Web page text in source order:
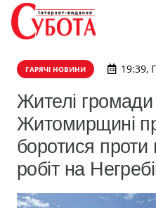
ГАРЯЧІ НОВИНИ 19:39,
Жителі
Житомирщині
боротися проти
робіт на